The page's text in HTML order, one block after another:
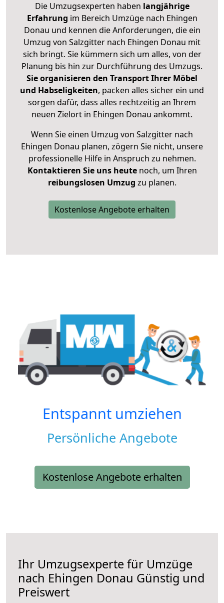
Die Umzugsexperten haben langjährige
Erfahrung im Bereich Umzüge nach Ehingen
Donau und kennen die Anforderungen, die ein
Umzug von Salzgitter nach Ehingen Donau mit
sich bringt. Sie kümmern sich um alles, von der
Planung bis hin zur Durchführung des Umzugs.
Sie organisieren den Transport Ihrer Möbel
und Habseligkeiten, packen alles sicher ein und
sorgen dafür, dass alles rechtzeitig an Ihrem
neuen Zielort in Ehingen Donau ankommt.
Wenn Sie einen Umzug von Salzgitter nach
Ehingen Donau planen, zögern Sie nicht, unsere
professionelle Hilfe in Anspruch zu nehmen.
Kontaktieren Sie uns heutenoch, um Ihren
reibungslosen Umzug zu planen.
Kostenlose Angebote erhalten
Entspannt umziehen
Persönliche Angebote
Kostenlose Angebote erhalten
Ihr Umzugsexperte für Umzüge
nach Ehingen Donau Günstig und
Preiswert